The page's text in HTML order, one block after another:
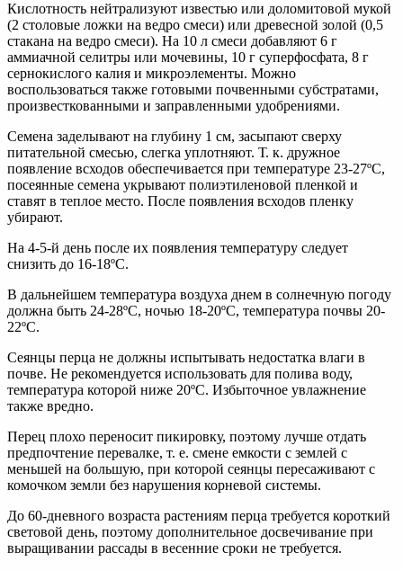
Кислотность нейтрализуют известью или доломитовой мукой
(2 столовые ложки на ведро смеси) или древесной золой (0,5
стакана на ведро смеси). На 10 л смеси добавляют 6 г
аммиачной селитры или мочевины, 10 г суперфосфата, 8 г
сернокислого калия и микроэлементы. Можно
воспользоваться также готовыми почвенными субстратами,
произвесткованными и заправленными удобрениями.
Семена заделывают на глубину 1 см, засыпают сверху
питательной смесью, слегка уплотняют. Т. к. дружное
появление всходов обеспечивается при температуре 23-27ºС,
посеянные семена укрывают полиэтиленовой пленкой и
ставят в теплое место. После появления всходов пленку
убирают.
На 4-5-й день после их появления температуру следует
снизить до 16-18ºС.
В дальнейшем температура воздуха днем в солнечную погоду
должна быть 24-28ºС, ночью 18-20ºС, температура почвы 20-
22ºС.
Сеянцы перца не должны испытывать недостатка влаги в
почве. Не рекомендуется использовать для полива воду,
температура которой ниже 20ºС. Избыточное увлажнение
также вредно.
Перец плохо переносит пикировку, поэтому лучше отдать
предпочтение перевалке, т. е. смене емкости с землей с
меньшей на большую, при которой сеянцы пересаживают с
комочком земли без нарушения корневой системы.
До 60-дневного возраста растениям перца требуется короткий
световой день, поэтому дополнительное досвечивание при
выращивании рассады в весенние сроки не требуется.